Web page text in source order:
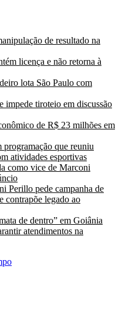
de resultado na
licença e não retorna à
lota São Paulo com
impede tiroteio em discussão
de R$ 23 milhões em
que reuniu
atividades esportivas
como vice de Marconi
Perillo pede campanha de
contrapõe legado ao
de dentro” em Goiânia
atendimentos na